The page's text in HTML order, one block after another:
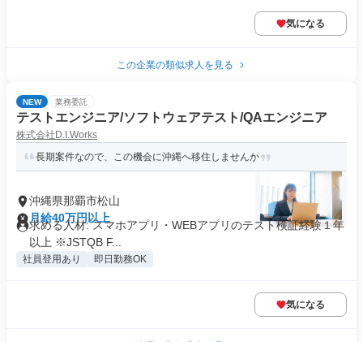
気になる
この企業の類似求人を見る
NEW 業務委託
テストエンジニア/ソフトウェアテスト/QAエンジニア
株式会社D.I.Works
長期案件なので、この機会に沖縄へ移住しませんか
沖縄県那覇市松山
月給40万円以上
求める人材: スマホアプリ・WEBアプリのテスト検証経験１年
以上 ※JSTQB F...
社員登用あり 即日勤務OK
気になる